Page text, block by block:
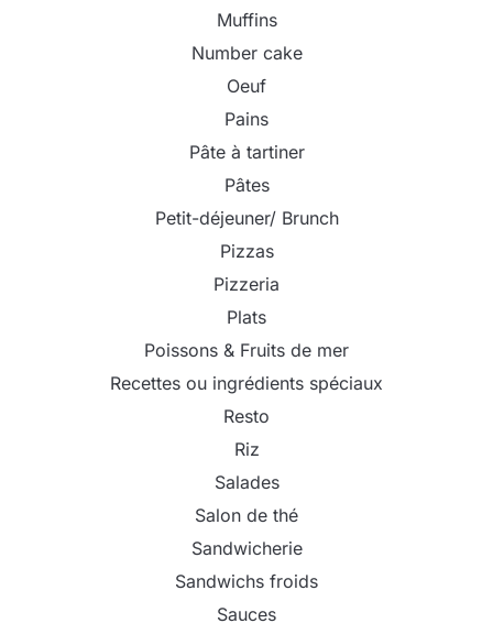
Muffins
Number cake
Oeuf
Pains
Pâte à tartiner
Pâtes
Petit-déjeuner/ Brunch
Pizzas
Pizzeria
Plats
Poissons & Fruits de mer
Recettes ou ingrédients spéciaux
Resto
Riz
Salades
Salon de thé
Sandwicherie
Sandwichs froids
Sauces